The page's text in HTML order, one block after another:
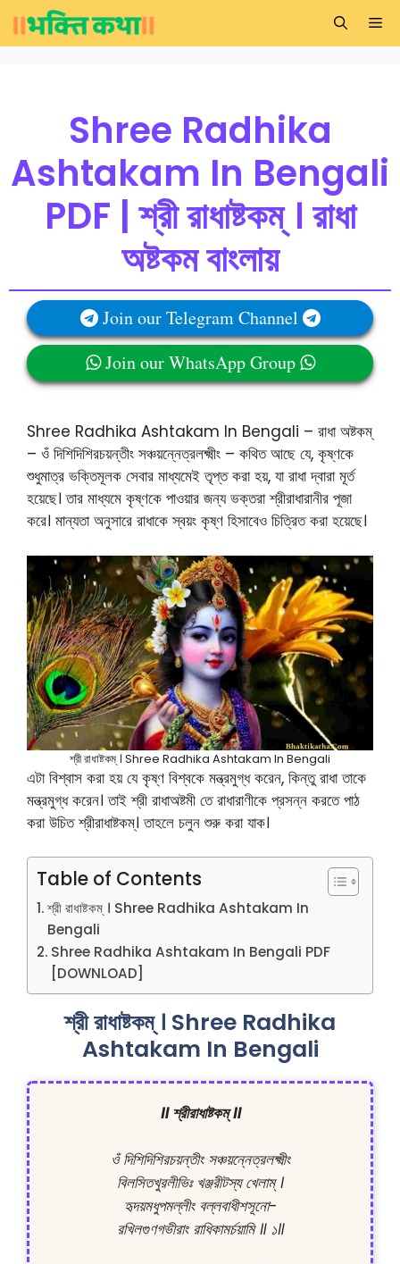
to
Shree Radhika
Ashtakam In Bengali
PDF | শ্রী রাধাষ্টকম্ । রাধা
অষ্টকম বাংলায়
Join our Telegram Channel
Join our WhatsApp Group
Shree Radhika Ashtakam In Bengali – রাধা অষ্টকম্
– ওঁ দিশিদিশিরচয়ন্তীং সঞ্চয়ন্নেত্রলক্ষ্মীং – কথিত আছে যে, কৃষ্ণকে
শুধুমাত্র ভক্তিমূলক সেবার মাধ্যমেই তৃপ্ত করা হয়, যা রাধা দ্বারা মূর্ত
হয়েছে। তার মাধ্যমে কৃষ্ণকে পাওয়ার জন্য ভক্তরা শ্রীরাধারানীর পূজা
করে। মান্যতা অনুসারে রাধাকে স্বয়ং কৃষ্ণ হিসাবেও চিত্রিত করা হয়েছে।
শ্রী রাধাষ্টকম্ । Shree Radhika Ashtakam In Bengali
এটা বিশ্বাস করা হয় যে কৃষ্ণ বিশ্বকে মন্ত্রমুগ্ধ করেন, কিন্তু রাধা তাকে
মন্ত্রমুগ্ধ করেন। তাই শ্রী রাধাঅষ্টমী তে রাধারাণীকে প্রসন্ন করতে পাঠ
করা উচিত শ্রীরাধাষ্টকম্। তাহলে চলুন শুরু করা যাক।
Table of Contents
শ্রী রাধাষ্টকম্ । Shree Radhika Ashtakam In
Bengali
Shree Radhika Ashtakam In Bengali PDF
[DOWNLOAD]
শ্রী রাধাষ্টকম্ । Shree Radhika
Ashtakam In Bengali
॥ শ্রীরাধাষ্টকম্ ॥
ওঁ দিশিদিশিরচয়ন্তীং সঞ্চয়ন্নেত্রলক্ষ্মীং
বিলসিতখুরলীভিঃ খঞ্জরীটস্য খেলাম্ ।
হৃদয়মধুপমল্লীং বল্লবাধীশসূনো-
রখিলগুণগভীরাং রাধিকামর্চয়ামি ॥ ১॥